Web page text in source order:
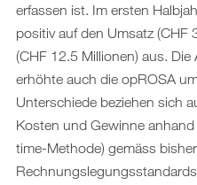
erfassen ist. Im ersten
positiv auf den Umsatz (CHF
(CHF 12.5 Millionen) aus.
erhöhte auch die opROSA
Unterschiede beziehen sich
Kosten und Gewinne
time-Methode) gemäss